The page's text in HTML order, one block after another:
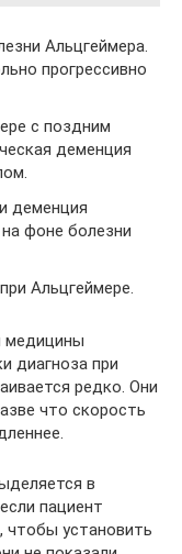
Альцгеймера.
прогрессивно
с поздним
деменция
деменция
фоне болезни
Альцгеймере.
медицины
диагноза при
редко. Они
что скорость
в
пациент
чтобы установить